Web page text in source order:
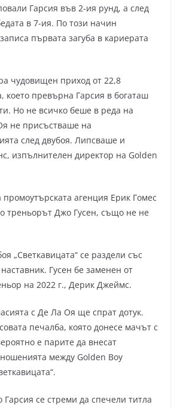
Гарсия във 2-ия рунд, а след
в 7-ия. По този начин
първата загуба в кариерата
чудовищен приход от 22,8
което превърна Гарсия в богаташ
Но не всичко беше в реда на
не присъстваше на
след двубоя. Липсваше и
изпълнителен директор на Golden
агенция Ерик Гомес
треньорът Джо Гусен, също не не
„Светкавицата“ се раздели със
Гусен бе заменен от
на 2022 г., Дерик Джеймс.
с Де Ла Оя ще спрат дотук.
печалба, която донесе мачът с
е парите да внесат
между Golden Boy
се стреми да спечели титла